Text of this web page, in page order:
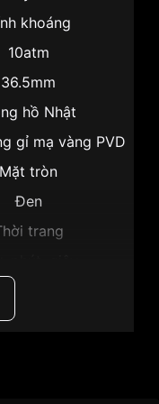
khoáng
10atm
36.5mm
hồ Nhật
gỉ mạ vàng PVD
Mặt tròn
Đen
trang
Mặt đen